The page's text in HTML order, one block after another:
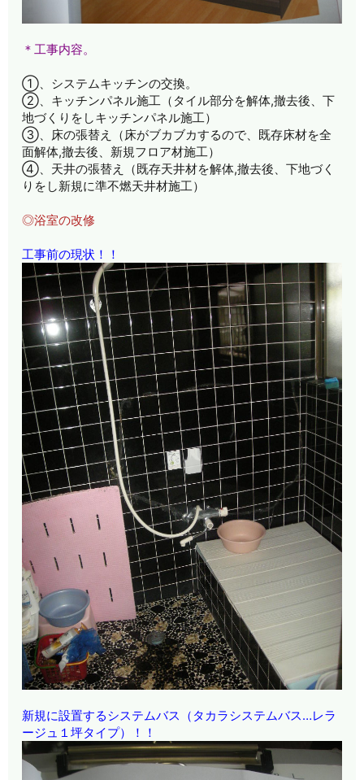
＊工事内容。
①、システムキッチンの交換。
②、キッチンパネル施工（タイル部分を解体,撤去後、下
地づくりをしキッチンパネル施工）
③、床の張替え（床がブカブカするので、既存床材を全
面解体,撤去後、新規フロア材施工）
④、天井の張替え（既存天井材を解体,撤去後、下地づく
りをし新規に準不燃天井材施工）
◎浴室の改修
工事前の現状！！
新規に設置するシステムバス（タカラシステムバス…レラ
ージュ１坪タイプ）！！